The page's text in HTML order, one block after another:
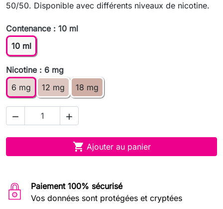
50/50. Disponible avec différents niveaux de nicotine.
Contenance : 10 ml
10 ml
Nicotine : 6 mg
6 mg
12 mg 18 mg
 
 Ajouter au panier
Paiement 100% sécurisé
Vos données sont protégées et cryptées